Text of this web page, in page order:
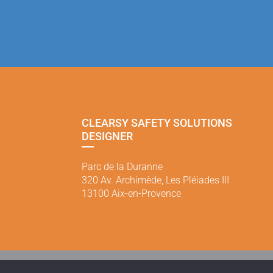
CLEARSY SAFETY SOLUTIONS
DESIGNER
Parc de la Duranne
320 Av. Archimède, Les Pléiades III
13100 Aix-en-Provence